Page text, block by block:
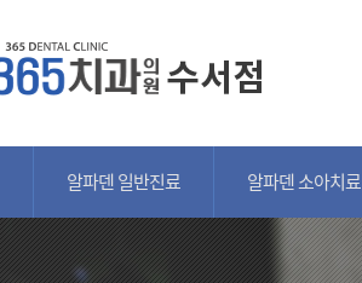
알파덴 일반진료 알파덴 소아치료